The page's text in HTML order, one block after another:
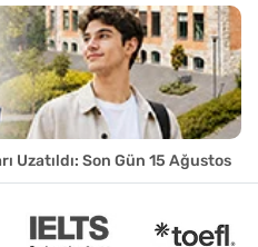
Uzatıldı: Son Gün 15 Ağustos